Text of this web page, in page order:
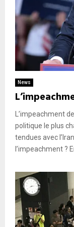
News
L’impeachment
politique le plus
tendues avec
l’impeachment ?